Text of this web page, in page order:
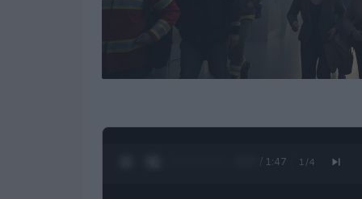
0:28 / 1:47 1 /4